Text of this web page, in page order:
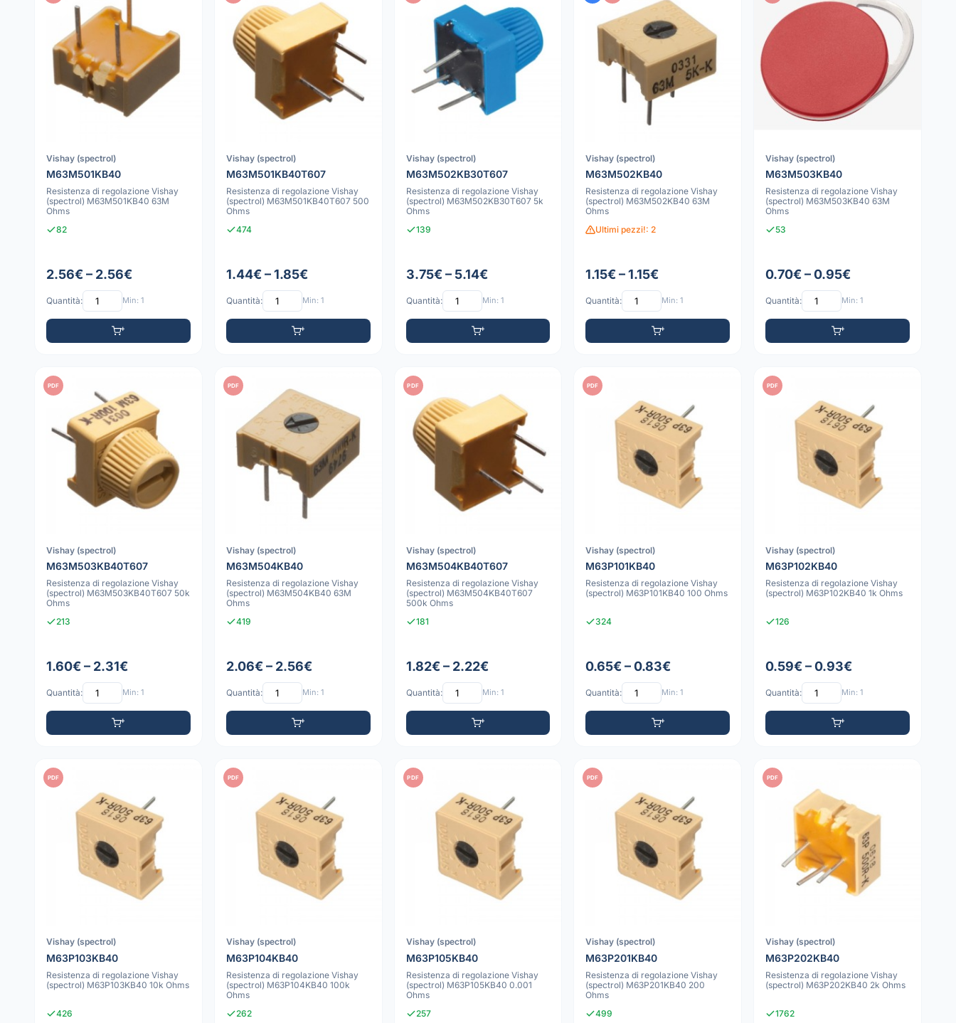
Vishay (spectrol)
M63M501KB40
Resistenza di regolazione Vishay
(spectrol) M63M501KB40 63M
Ohms
82
2.56€ – 2.56€
Quantità: Min: 1
Vishay (spectrol)
M63M501KB40T607
Resistenza di regolazione Vishay
(spectrol) M63M501KB40T607 500
Ohms
474
1.44€ – 1.85€
Quantità: Min: 1
Vishay (spectrol)
M63M502KB30T607
Resistenza di regolazione Vishay
(spectrol) M63M502KB30T607 5k
Ohms
139
3.75€ – 5.14€
Quantità: Min: 1
Vishay (spectrol)
M63M502KB40
Resistenza di regolazione Vishay
(spectrol) M63M502KB40 63M
Ohms
Ultimi pezzi!: 2
1.15€ – 1.15€
Quantità: Min: 1
Vishay (spectrol)
M63M503KB40
Resistenza di regolazione Vishay
(spectrol) M63M503KB40 63M
Ohms
53
0.70€ – 0.95€
Quantità: Min: 1
PDF
Vishay (spectrol)
M63M503KB40T607
Resistenza di regolazione Vishay
(spectrol) M63M503KB40T607 50k
Ohms
213
1.60€ – 2.31€
Quantità: Min: 1
PDF
Vishay (spectrol)
M63M504KB40
Resistenza di regolazione Vishay
(spectrol) M63M504KB40 63M
Ohms
419
2.06€ – 2.56€
Quantità: Min: 1
PDF
Vishay (spectrol)
M63M504KB40T607
Resistenza di regolazione Vishay
(spectrol) M63M504KB40T607
500k Ohms
181
1.82€ – 2.22€
Quantità: Min: 1
PDF
Vishay (spectrol)
M63P101KB40
Resistenza di regolazione Vishay
(spectrol) M63P101KB40 100 Ohms
324
0.65€ – 0.83€
Quantità: Min: 1
PDF
Vishay (spectrol)
M63P102KB40
Resistenza di regolazione Vishay
(spectrol) M63P102KB40 1k Ohms
126
0.59€ – 0.93€
Quantità: Min: 1
PDF
Vishay (spectrol)
M63P103KB40
Resistenza di regolazione Vishay
(spectrol) M63P103KB40 10k Ohms
426
PDF
Vishay (spectrol)
M63P104KB40
Resistenza di regolazione Vishay
(spectrol) M63P104KB40 100k
Ohms
262
PDF
Vishay (spectrol)
M63P105KB40
Resistenza di regolazione Vishay
(spectrol) M63P105KB40 0.001
Ohms
257
PDF
Vishay (spectrol)
M63P201KB40
Resistenza di regolazione Vishay
(spectrol) M63P201KB40 200
Ohms
499
PDF
Vishay (spectrol)
M63P202KB40
Resistenza di regolazione Vishay
(spectrol) M63P202KB40 2k Ohms
1762